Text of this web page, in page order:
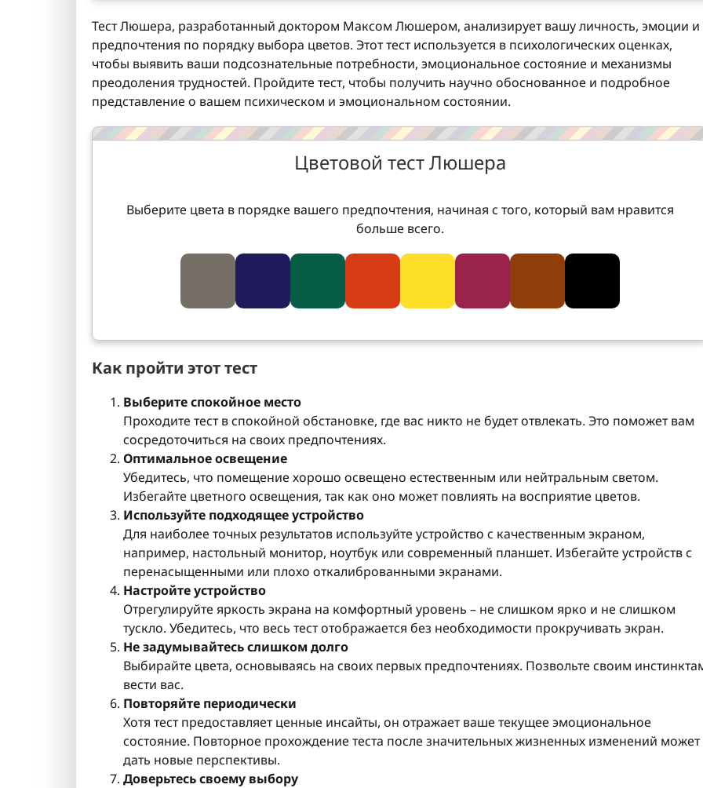
Тест Люшера, разработанный доктором Максом Люшером, анализирует вашу личность, эмоции и
предпочтения по порядку выбора цветов. Этот тест используется в психологических оценках,
чтобы выявить ваши подсознательные потребности, эмоциональное состояние и механизмы
преодоления трудностей. Пройдите тест, чтобы получить научно обоснованное и подробное
представление о вашем психическом и эмоциональном состоянии.
Цветовой тест Люшера
Выберите цвета в порядке вашего предпочтения, начиная с того, который вам нравится
больше всего.
Как пройти этот тест
Выберите спокойное место
Проходите тест в спокойной обстановке, где вас никто не будет отвлекать. Это поможет вам
сосредоточиться на своих предпочтениях.
Оптимальное освещение
Убедитесь, что помещение хорошо освещено естественным или нейтральным светом.
Избегайте цветного освещения, так как оно может повлиять на восприятие цветов.
Используйте подходящее устройство
Для наиболее точных результатов используйте устройство с качественным экраном,
например, настольный монитор, ноутбук или современный планшет. Избегайте устройств с
перенасыщенными или плохо откалиброванными экранами.
Настройте устройство
Отрегулируйте яркость экрана на комфортный уровень – не слишком ярко и не слишком
тускло. Убедитесь, что весь тест отображается без необходимости прокручивать экран.
Не задумывайтесь слишком долго
Выбирайте цвета, основываясь на своих первых предпочтениях. Позвольте своим
вести вас.
Повторяйте периодически
Хотя тест предоставляет ценные инсайты, он отражает ваше текущее эмоциональное
состояние. Повторное прохождение теста после значительных жизненных изменений может
дать новые перспективы.
Доверьтесь своему выбору